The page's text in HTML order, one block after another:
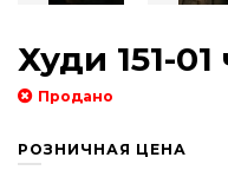
Худи 151-
Продано
РОЗНИЧНАЯ ЦЕНА